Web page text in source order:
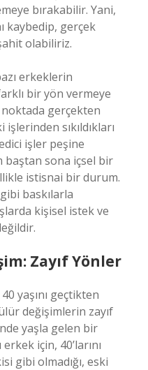
bırakabilir. Yani,
kaybedip, gerçek
olabiliriz.
erkeklerin
bir yön vermeye
gerçekten
sıkıldıkları
işler peşine
baştan sona içsel bir
istisnai bir durum.
baskılarla
kişisel istek ve
Zayıf Yönler
yaşını geçtikten
değişimlerin zayıf
yaşla gelen bir
için, 40’larını
gibi olmadığı, eski